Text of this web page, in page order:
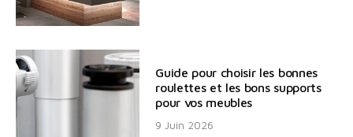
Guide pour choisir les bonnes
roulettes et les bons supports
pour vos meubles
9 Juin 2026